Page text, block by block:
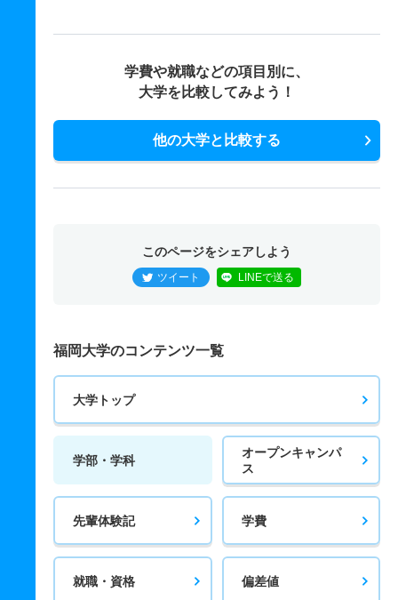
学費や就職などの項目別に、
大学を比較してみよう！
他の大学と比較する
このページをシェアしよう
ツイート LINEで送る
福岡大学のコンテンツ一覧
大学トップ
学部・学科
オープンキャンパ
ス
先輩体験記 学費
就職・資格 偏差値